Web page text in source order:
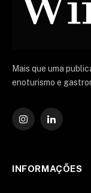
Mais que uma
enoturismo e
Instagram
O
INFORMAÇÕES